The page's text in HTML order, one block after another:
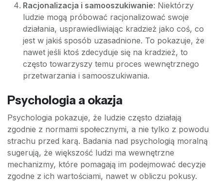
Racjonalizacja i samooszukiwanie: Niektórzy
ludzie mogą próbować racjonalizować swoje
działania, usprawiedliwiając kradzież jako coś, co
jest w jakiś sposób uzasadnione. To pokazuje, że
nawet jeśli ktoś zdecyduje się na kradzież, to
często towarzyszy temu proces wewnętrznego
przetwarzania i samooszukiwania.
Psychologia a okazja
Psychologia pokazuje, że ludzie często działają
zgodnie z normami społecznymi, a nie tylko z powodu
strachu przed karą. Badania nad psychologią moralną
sugerują, że większość ludzi ma wewnętrzne
mechanizmy, które pomagają im podejmować decyzje
zgodne z ich wartościami, nawet w obliczu pokusy.